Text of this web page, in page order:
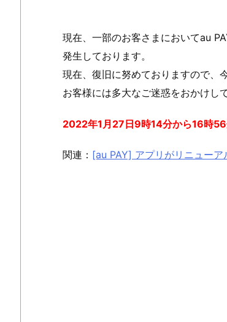
現在、一部のお客さまにおいてau
発生しております。
現在、復旧に努めておりますので、
お客様には多大なご迷惑をおかけし
2022年1月27日9時14分から16時56
関連： [au PAY] アプリがリニュー